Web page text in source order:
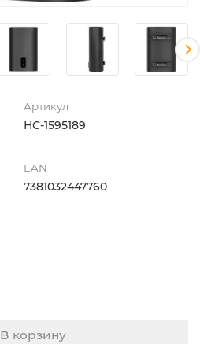
Артикул
НС-1595189
EAN
7381032447760
В корзину